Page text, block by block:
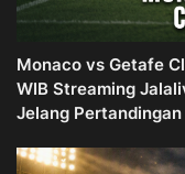
Monaco vs Getafe
WIB Streaming
Jelang Pertandingan